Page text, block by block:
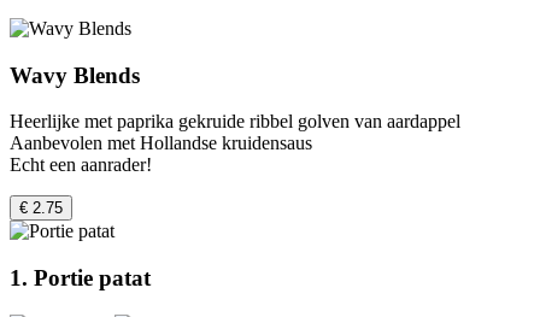
Wavy Blends
Heerlijke met paprika gekruide ribbel golven van aardappel
Aanbevolen met Hollandse kruidensaus
Echt een aanrader!
€ 2.75
1. Portie patat